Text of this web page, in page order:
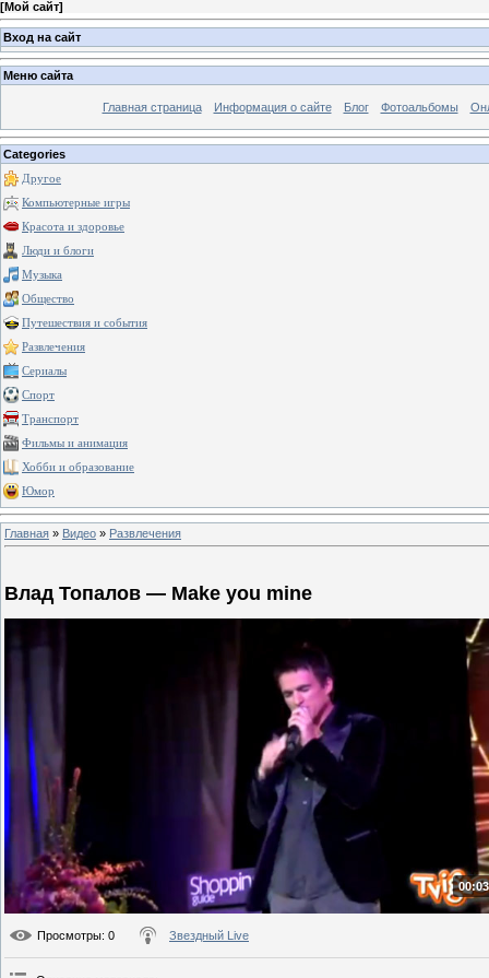
[Мой сайт]
Вход на сайт
Меню сайта
Главная страница Информация о сайте Блог Фотоальбомы
Categories
Другое
Компьютерные игры
Красота и здоровье
Люди и блоги
Музыка
Общество
Путешествия и события
Развлечения
Сериалы
Спорт
Транспорт
Фильмы и анимация
Хобби и образование
Юмор
Главная » Видео » Развлечения
Влад Топалов — Make you mine
Просмотры: 0 Звездный Live